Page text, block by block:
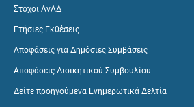
Στόχοι ΑνΑΔ
Ετήσιες Εκθέσεις
Αποφάσεις για Δημόσιες Συμβάσεις
Αποφάσεις Διοικητικού Συμβουλίου
Δείτε προηγούμενα Ενημερωτικά Δελτία